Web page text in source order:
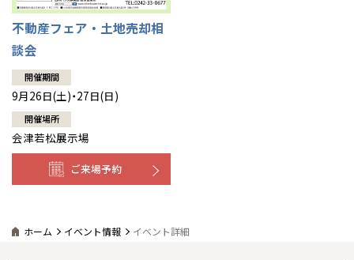
不動産フェア・土地売却相
談会
開催期間
9月26日(土)・27日(日)
開催場所
会津若松展示場
ご来場予約
ホーム イベント情報 イベント詳細